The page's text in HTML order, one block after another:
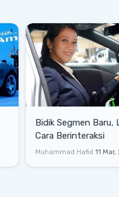
Bidik Segmen Baru,
Cara Berinteraksi
Muhammad Hafid 11